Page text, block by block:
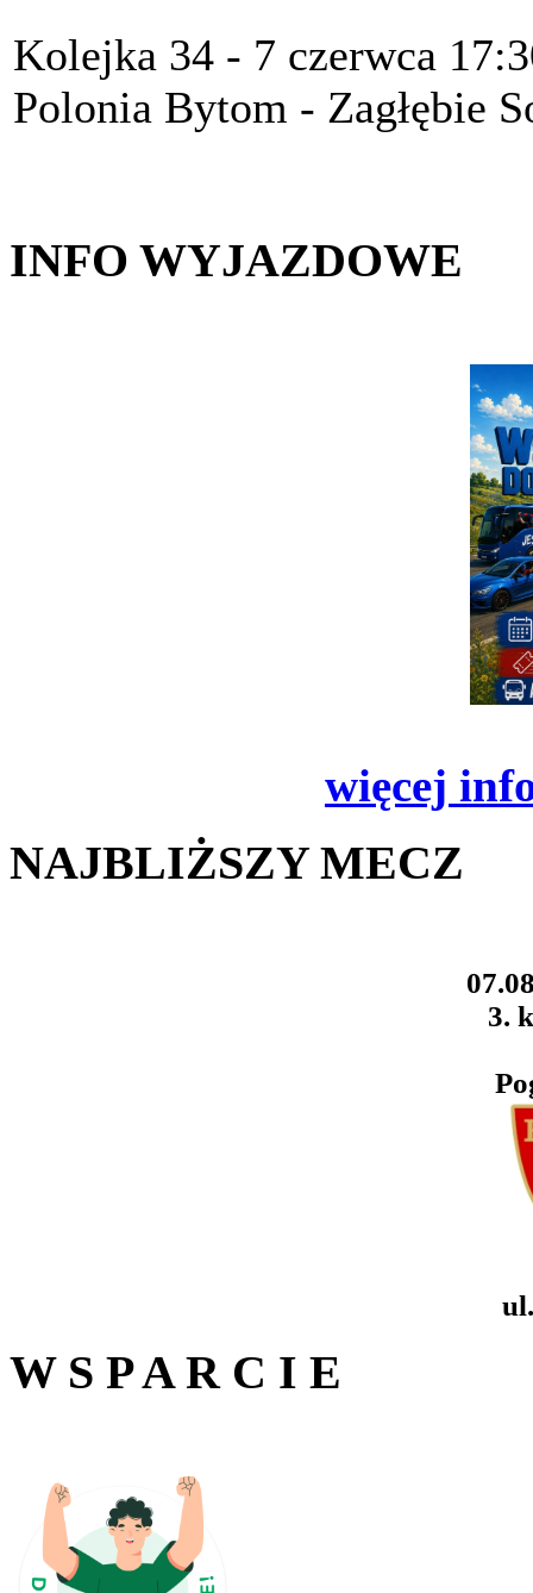
Kolejka 34 - 7 czerwca
Polonia Bytom - Zagłębie
INFO WYJAZDOWE
więcej
NAJBLIŻSZY MECZ
3.
W S P A R C I E